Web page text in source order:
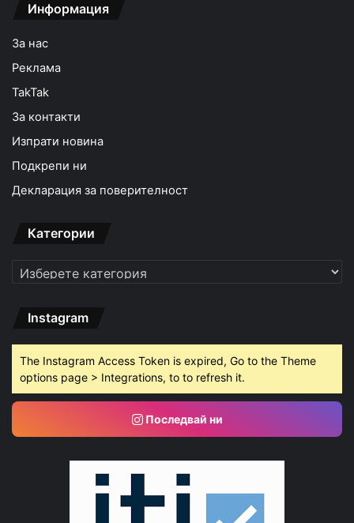
Информация
За нас
Реклама
TakTak
За контакти
Изпрати новина
Подкрепи ни
Декларация за поверителност
Категории
Категории
Instagram
The Instagram Access Token is expired, Go to the Theme
options page > Integrations, to to refresh it.
Последвай ни